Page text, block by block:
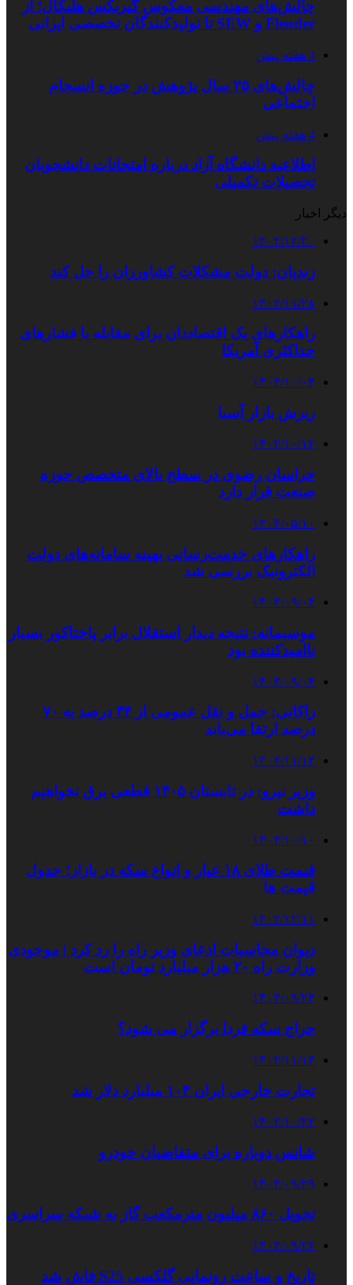
چالش‌های مهندسی معکوس گیربکس هلیکال؛ از
Flender و SEW تا تولیدکنندگان تخصصی ایرانی
4 هفته پیش
چالش‌های ۲۵ سال پژوهش در حوزه انسجام
اجتماعی
4 هفته پیش
اطلاعیه دانشگاه آزاد درباره امتحانات دانشجویان
تحصیلات تکمیلی
دیگر اخبار
۱۴۰۲/۱۲/۲۰
زندیان: دولت مشکلات کشاورزان را حل کند
۱۴۰۲/۱۱/۲۸
راهکارهای یک اقتصاددان برای مقابله با فشارهای
حداکثری آمریکا
۱۴۰۳/۱۰/۰۴
ریزش بازار آسیا
۱۴۰۲/۱۰/۱۲
خراسان رضوی در سطح بالای متخصص حوزه
صنعت قرار دارد
۱۴۰۴/۰۵/۱۰
راهکارهای خدمت‌رسانی بهینه سامانه‌های دولت
الکترونیک بررسی شد
۱۴۰۳/۰۹/۰۴
موسیمانه: نتیجه دیدار استقلال برابر پاختاکور بسیار
ناامیدکننده بود
۱۴۰۳/۰۹/۰۴
زاکانی: حمل و نقل عمومی از ۳۴ درصد به ۷۰
درصد ارتقا می‌یابد
۱۴۰۲/۱۱/۱۴
وزیر نیرو: در تابستان ۱۴۰۵ قطعی برق نخواهیم
داشت
۱۴۰۳/۱۰/۱۰
قیمت طلای ۱۸ عیار و انواع سکه در بازار؛ جدول
قیمت ها
۱۴۰۲/۱۲/۱۱
دیوان محاسبات ادعای وزیر راه را رد کرد | موجودی
وزارت راه ۲۰ هزار میلیارد تومان است
۱۴۰۳/۰۹/۲۴
حراج سکه فردا برگزار می شود؟
۱۴۰۲/۱۱/۱۴
تجارت خارجی ایران ۱۰۴ میلیارد دلار شد
۱۴۰۲/۱۰/۲۲
شانس دوباره برای متقاضیان خودرو
۱۴۰۳/۰۹/۲۹
تحویل ۸۶۰ میلیون مترمکعب گاز به شبکه سراسری
۱۴۰۳/۰۹/۲۶
تاریخ و ساعت رونمایی گلکسی S25 فاش شد